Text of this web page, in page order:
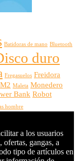
Batidoras de mano Bluetooth
duro
Fregasuelos Freidora
M2 Maleta Monedero
Bank Robot
hombre
a los usuarios
gangas, a
tipo de artículos en